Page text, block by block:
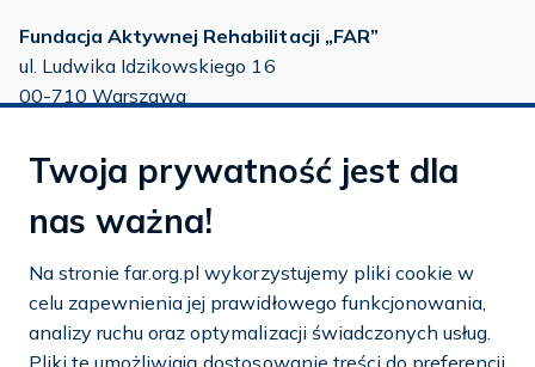
Fundacja Aktywnej Rehabilitacji „FAR”
ul. Ludwika Idzikowskiego 16
00-710 Warszawa
tel.:22 651 88 03
22 858 26 39
tel.:22 642 22 91
e-mail:info@far.org.pl
Twoja prywatność jest dla
nas ważna!
Na stronie far.org.pl wykorzystujemy pliki cookie w
celu zapewnienia jej prawidłowego funkcjonowania,
analizy ruchu oraz optymalizacji świadczonych usług.
Pliki te umożliwiają dostosowanie treści do preferencji